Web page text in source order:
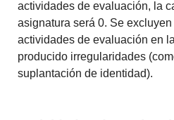
actividades de evaluación, la
asignatura será 0. Se
actividades de evaluación en
producido irregularidades
suplantación de identidad).